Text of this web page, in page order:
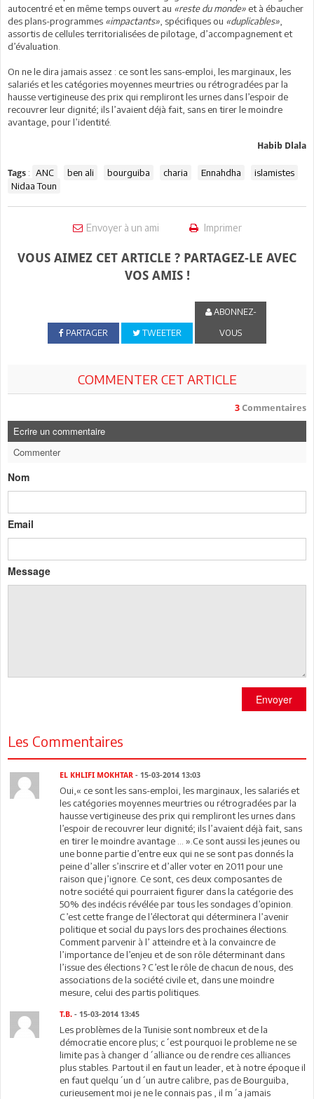
autocentré et en même temps ouvert au «reste du monde» et à ébaucher
des plans-programmes «impactants» , spécifiques ou «duplicables»
assortis de cellules territorialisées de pilotage, d’accompagnement et
d’évaluation.
On ne le dira jamais assez : ce sont les sans-emploi, les marginaux, les
salariés et les catégories moyennes meurtries ou rétrogradées par la
hausse vertigineuse des prix qui rempliront les urnes dans l’espoir de
recouvrer leur dignité; ils l’avaient déjà fait, sans en tirer le moindre
avantage, pour l’identité.
Habib Dlala
Tags : ANC ben ali bourguiba charia Ennahdha
islamistes
Nidaa Toun
Envoyer à un ami Imprimer
VOUS AIMEZ CET ARTICLE ? PARTAGEZ-LE AVEC
VOS AMIS !
PARTAGER TWEETER
ABONNEZ-
VOUS
COMMENTER CET ARTICLE
3 Commentaires
Ecrire un commentaire
Commenter
Nom
Email
Message
Envoyer
Les Commentaires
EL KHLIFI MOKHTAR - 15-03-2014 13:03
Oui,« ce sont les sans-emploi, les marginaux, les salariés et
les catégories moyennes meurtries ou rétrogradées par la
hausse vertigineuse des prix qui rempliront les urnes dans
l’espoir de recouvrer leur dignité; ils l’avaient déjà fait, sans
en tirer le moindre avantage … ».Ce sont aussi les jeunes ou
une bonne partie d’entre eux qui ne se sont pas donnés la
peine d’aller s’inscrire et d’aller voter en 2011 pour une
raison que j’ignore. Ce sont, ces deux composantes de
notre société qui pourraient figurer dans la catégorie des
50% des indécis révélée par tous les sondages d’opinion.
C’est cette frange de l’électorat qui déterminera l’avenir
politique et social du pays lors des prochaines élections.
Comment parvenir à l’ atteindre et à la convaincre de
l’importance de l’enjeu et de son rôle déterminant dans
l’issue des élections ? C’est le rôle de chacun de nous, des
associations de la société civile et, dans une moindre
mesure, celui des partis politiques.
T.B. - 15-03-2014 13:45
Les problèmes de la Tunisie sont nombreux et de la
démocratie encore plus; c´est pourquoi le probleme ne se
limite pas à changer d´alliance ou de rendre ces alliances
plus stables. Partout il en faut un leader, et à notre époque il
en faut quelqu´un d´un autre calibre, pas de Bourguiba,
curieusement moi je ne le connais pas , il m´a jamais